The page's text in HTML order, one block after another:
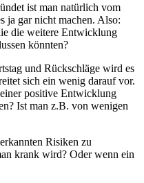
ist man natürlich vom
ja gar nicht machen. Also:
die weitere Entwicklung
könnten?
und Rückschläge wird es
sich ein wenig darauf vor.
positive Entwicklung
Ist man z.B. von wenigen
Risiken zu
krank wird? Oder wenn ein